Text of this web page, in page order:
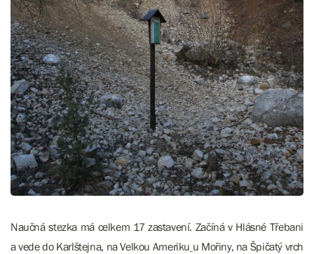
Naučná stezka má celkem 17 zastavení. Začíná v Hlásné Třebani
a vede do Karlštejna, na Velkou Ameriku u Mořiny, na Špičatý vrch